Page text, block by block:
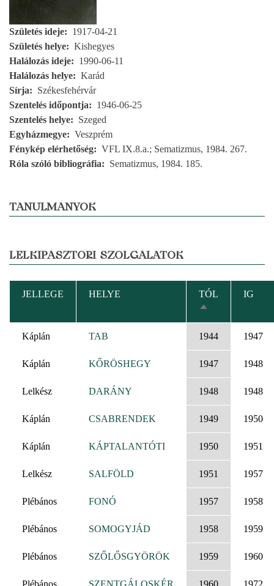
Születés ideje
1917-04-21
Születés helye
Kishegyes
Halálozás ideje
1990-06-11
Halálozás helye
Karád
Sírja
Székesfehérvár
Szentelés időpontja
1946-06-25
Szentelés helye
Szeged
Egyházmegye
Veszprém
Fénykép elérhetőség
VFL IX.8.a.; Sematizmus, 1984. 267.
Róla szóló bibliográfia
Sematizmus, 1984. 185.
TANULMÁNYOK
LELKIPÁSZTORI SZOLGÁLATOK
JELLEGE HELYE
TÓL
CSÖKKENŐ
RENDEZÉS
IG
Káplán TAB 1944 1947
Káplán KŐRÖSHEGY 1947 1948
Lelkész DARÁNY 1948 1948
Káplán CSABRENDEK 1949 1950
Káplán KÁPTALANTÓTI 1950 1951
Lelkész SALFÖLD 1951 1957
Plébános FONÓ 1957 1958
Plébános SOMOGYJÁD 1958 1959
Plébános SZŐLŐSGYÖRÖK 1959 1960
Plébános SZENTGÁLOSKÉR 1960 1972